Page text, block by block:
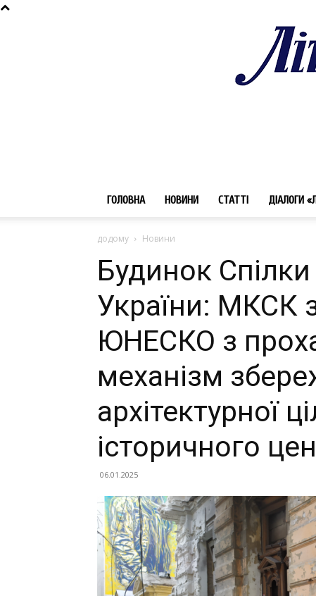
ГОЛОВНА НОВИНИ СТАТТІ ДІАЛОГИ
додому Новини
Будинок
України: МКСК
ЮНЕСКО з
механізм
архітектурної
історичного
06.01.2025